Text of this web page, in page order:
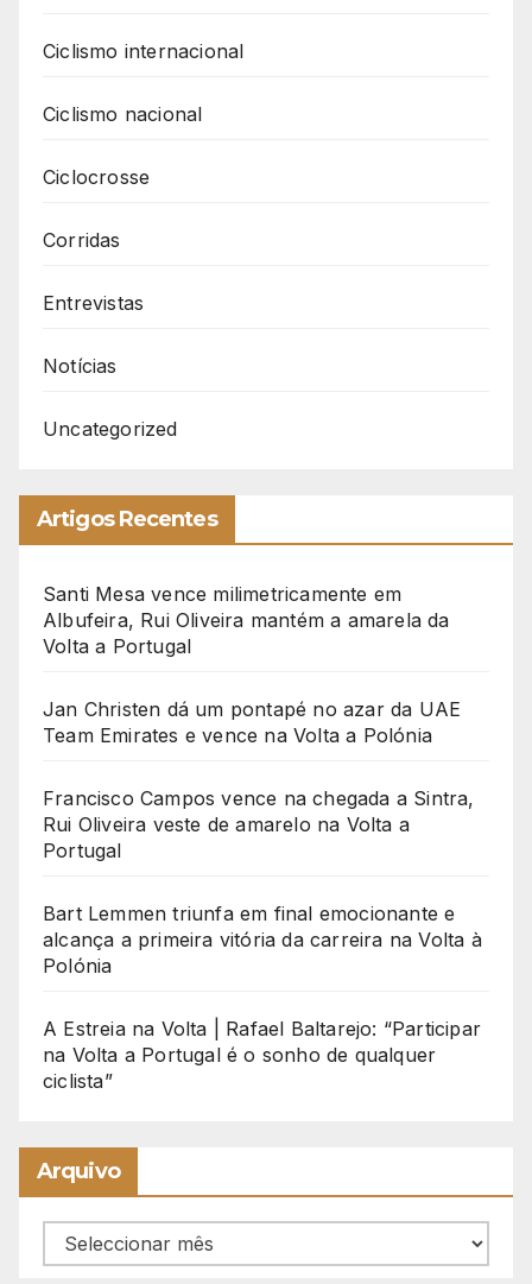
Ciclismo internacional
Ciclismo nacional
Ciclocrosse
Corridas
Entrevistas
Notícias
Uncategorized
Artigos Recentes
Santi Mesa vence milimetricamente em
Albufeira, Rui Oliveira mantém a amarela da
Volta a Portugal
Jan Christen dá um pontapé no azar da UAE
Team Emirates e vence na Volta a Polónia
Francisco Campos vence na chegada a Sintra,
Rui Oliveira veste de amarelo na Volta a
Portugal
Bart Lemmen triunfa em final emocionante e
alcança a primeira vitória da carreira na Volta à
Polónia
A Estreia na Volta | Rafael Baltarejo: “Participar
na Volta a Portugal é o sonho de qualquer
ciclista”
Arquivo
Arquivo